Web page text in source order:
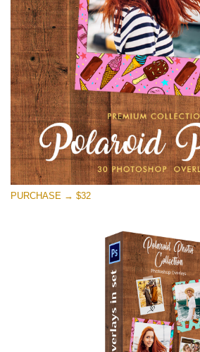
(1783 Overlays)
Large 6000*4000px
Ücretsiz indirin
PURCHASE → $32